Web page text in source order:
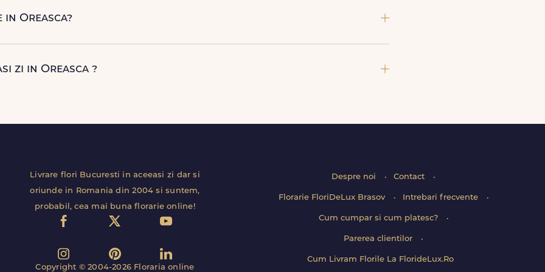
Oreasca?
zi in Oreasca ?
Livrare flori Bucuresti in aceeasi zi dar si
oriunde in Romania din 2004 si suntem,
probabil, cea mai buna florarie online!
Copyright © 2004-2026 Floraria online
Despre noi Contact
Florarie FloriDeLux Brasov Intrebari frecvente
Cum cumpar si cum platesc?
Parerea clientilor
Cum Livram Florile La FlorideLux.Ro